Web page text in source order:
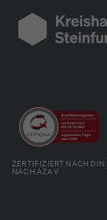
ZERTIFIZIERT NACH
NACH AZAV